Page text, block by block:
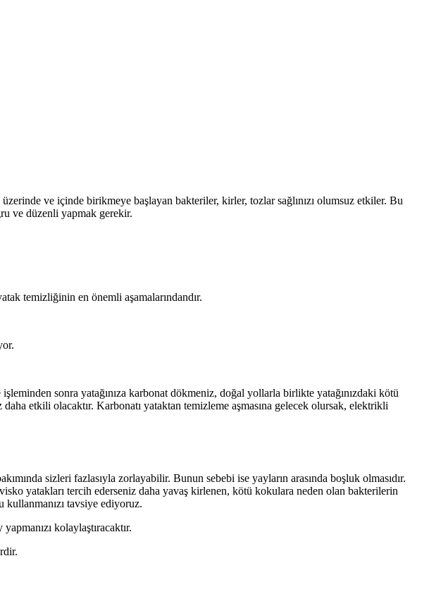
ve içinde birikmeye başlayan bakteriler, kirler, tozlar sağlınızı olumsuz etkiler. Bu
ve düzenli yapmak gerekir.
temizliğinin en önemli aşamalarındandır.
sonra yatağınıza karbonat dökmeniz, doğal yollarla birlikte yatağınızdaki kötü
etkili olacaktır. Karbonatı yataktan temizleme aşmasına gelecek olursak, elektrikli
sizleri fazlasıyla zorlayabilir. Bunun sebebi ise yayların arasında boşluk olmasıdır.
yatakları tercih ederseniz daha yavaş kirlenen, kötü kokulara neden olan bakterilerin
kullanmanızı tavsiye ediyoruz.
kolaylaştıracaktır.